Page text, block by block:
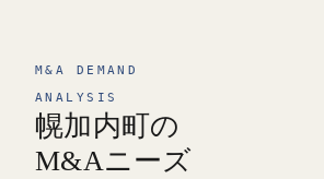
M&A DEMAND
ANALYSIS
幌加内町の
M&Aニーズ